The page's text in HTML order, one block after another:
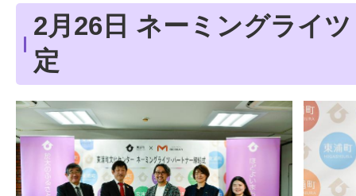
2月26日 ネーミングライ
定